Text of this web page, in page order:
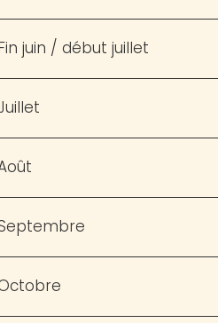
juin / début juillet